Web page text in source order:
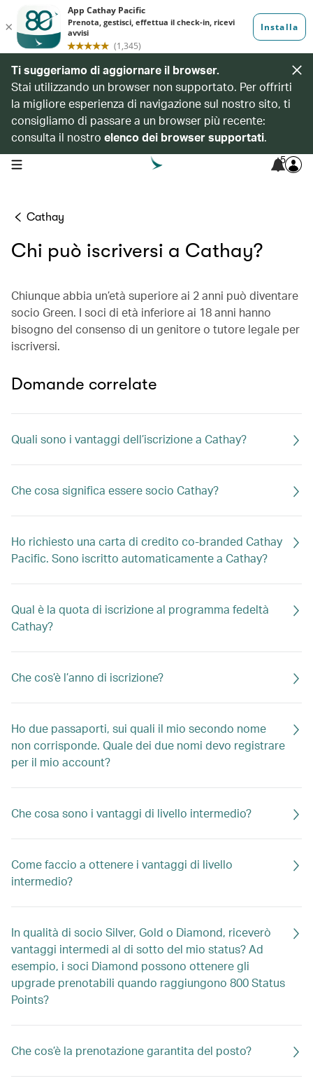
Ti suggeriamo di aggiornare il browser.
Stai utilizzando un browser non supportato. Per offrirti
la migliore esperienza di navigazione sul nostro sito, ti
consigliamo di passare a un browser più recente:
consulta il nostro elenco dei browser supportati.
open navigation menu 5
Cathay
Chi può iscriversi a Cathay?
Chiunque abbia un’età superiore ai 2 anni può diventare
socio Green. I soci di età inferiore ai 18 anni hanno
bisogno del consenso di un genitore o tutore legale per
iscriversi.
Domande correlate
Quali sono i vantaggi dell’iscrizione a Cathay?
Che cosa significa essere socio Cathay?
Ho richiesto una carta di credito co-branded Cathay
Pacific. Sono iscritto automaticamente a Cathay?
Qual è la quota di iscrizione al programma fedeltà
Cathay?
Che cos’è l’anno di iscrizione?
Ho due passaporti, sui quali il mio secondo nome
non corrisponde. Quale dei due nomi devo registrare
per il mio account?
Che cosa sono i vantaggi di livello intermedio?
Come faccio a ottenere i vantaggi di livello
intermedio?
In qualità di socio Silver, Gold o Diamond, riceverò
vantaggi intermedi al di sotto del mio status? Ad
esempio, i soci Diamond possono ottenere gli
upgrade prenotabili quando raggiungono 800 Status
Points?
Che cos’è la prenotazione garantita del posto?